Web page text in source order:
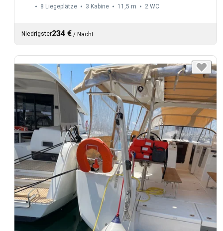
8 Liegeplätze 3 Kabine 11,5 m 2 WC
Niedrigster234 € / Nacht